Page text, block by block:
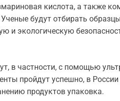
кислота, а также
будут отбирать
и экологическую
в частности, с помощью
пройдут успешно, в России
продуктов упаковка.